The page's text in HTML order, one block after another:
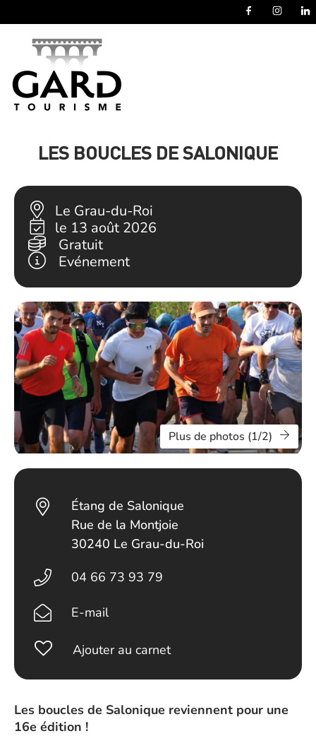
LES BOUCLES DE SALONIQUE
Le Grau-du-Roi
le 13 août 2026
Gratuit
Evénement
Plus de photos (1/2)
Les boucles de Salonique reviennent pour une
16e édition !
Étang de Salonique
Rue de la Montjoie
30240 Le Grau-du-Roi
04 66 73 93 79
E-mail
Ajouter au carnet